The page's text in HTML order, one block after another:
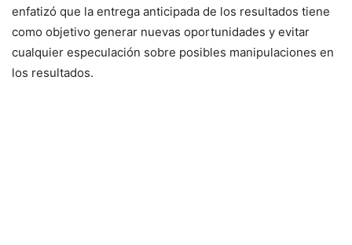
enfatizó que la entrega anticipada de los resultados tiene
como objetivo generar nuevas oportunidades y evitar
cualquier especulación sobre posibles manipulaciones en
los resultados.